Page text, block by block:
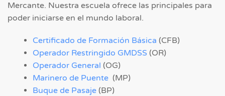
Mercante. Nuestra escuela ofrece las principales para
poder iniciarse en el mundo laboral.
Certificado de Formación Básica (CFB)
Operador Restringido GMDSS (OR)
Operador General (OG)
Marinero de Puente (MP)
Buque de Pasaje (BP)